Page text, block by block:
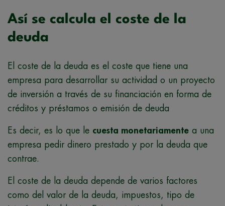
Así se calcula el coste de la
deuda
El coste de la deuda es el coste que tiene una
empresa para desarrollar su actividad o un proyecto
de inversión a través de su financiación en forma de
créditos y préstamos o emisión de deuda
Es decir, es lo que le cuesta monetariamente a una
empresa pedir dinero prestado y por la deuda que
contrae.
El coste de la deuda depende de varios factores
como del valor de la deuda, impuestos, tipo de